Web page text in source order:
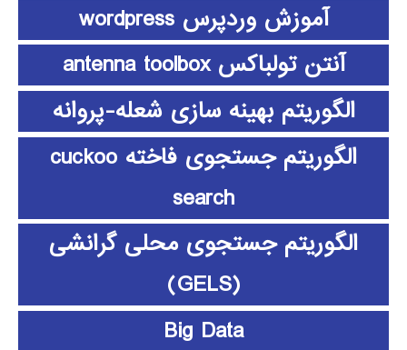
آموزش وردپرس wordpress
آنتن تولباکس antenna toolbox
الگوریتم بهینه سازی شعله-پروانه
الگوریتم جستجوی فاخته cuckoo
search
الگوریتم جستجوی محلی گرانشی
(GELS)
Big Data